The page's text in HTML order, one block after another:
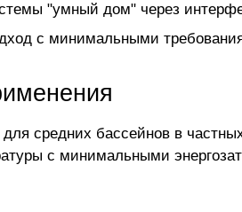
"умный дом" через
с минимальными
средних бассейнов в
с минимальными